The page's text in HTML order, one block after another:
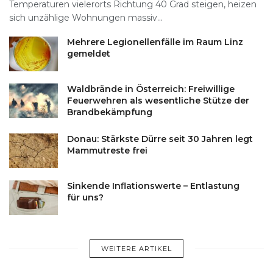
Temperaturen vielerorts Richtung 40 Grad steigen, heizen
sich unzählige Wohnungen massiv...
Mehrere Legionellenfälle im Raum Linz
gemeldet
Waldbrände in Österreich: Freiwillige
Feuerwehren als wesentliche Stütze der
Brandbekämpfung
Donau: Stärkste Dürre seit 30 Jahren legt
Mammutreste frei
Sinkende Inflationswerte – Entlastung
für uns?
WEITERE ARTIKEL